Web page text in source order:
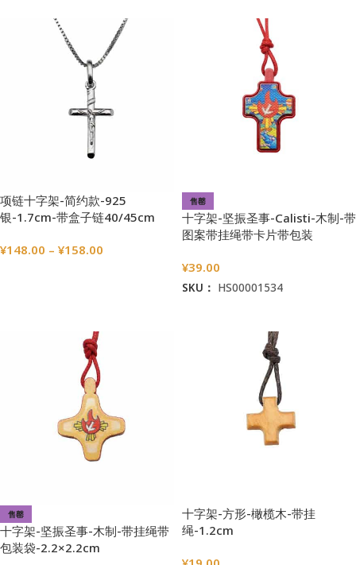
项链十字架-简约款-925
银-1.7cm-带盒子链40/45cm
¥148.00 – ¥158.00
售罄
十字架-坚振圣事-Calisti-木制-带
图案带挂绳带卡片带包装
¥39.00
SKU： HS00001534
售罄
十字架-坚振圣事-木制-带挂绳带
包装袋-2.2×2.2cm
十字架-方形-橄榄木-带挂
绳-1.2cm